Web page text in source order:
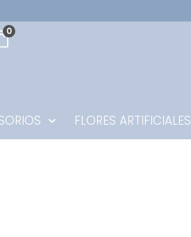
0
FLORES ARTIFICIALES